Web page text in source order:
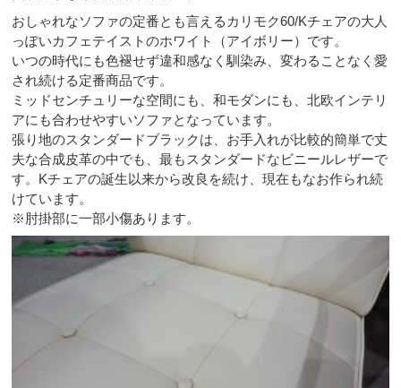
おしゃれなソファの定番とも言えるカリモク60/Kチェアの大人
っぽいカフェテイストのホワイト（アイボリー）です。
いつの時代にも色褪せず違和感なく馴染み、変わることなく愛
され続ける定番商品です。
ミッドセンチュリーな空間にも、和モダンにも、北欧インテリ
アにも合わせやすいソファとなっています。
張り地のスタンダードブラックは、お手入れが比較的簡単で丈
夫な合成皮革の中でも、最もスタンダードなビニールレザーで
す。Kチェアの誕生以来から改良を続け、現在もなお作られ続
けています。
※肘掛部に一部小傷あります。